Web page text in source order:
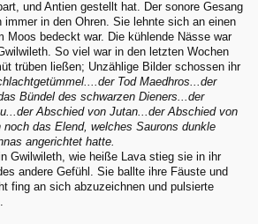
und Antien gestellt hat. Der sonore Gesang
immer in den Ohren. Sie lehnte sich an einen
Moos bedeckt war. Die kühlende Nässe war
So viel war in den letzten Wochen
trüben ließen; Unzählige Bilder schossen ihr
Tod Maedhros...der
Bündel des schwarzen Dieners...der
Abschied von Jutan...der Abschied von
das Elend, welches Saurons dunkle
angerichtet hatte.
Gwilwileth, wie heiße Lava stieg sie in ihr
andere Gefühl. Sie ballte ihre Fäuste und
fing an sich abzuzeichnen und pulsierte